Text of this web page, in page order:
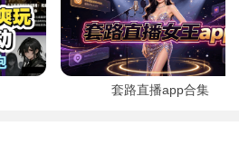
文件 套路直播app合集